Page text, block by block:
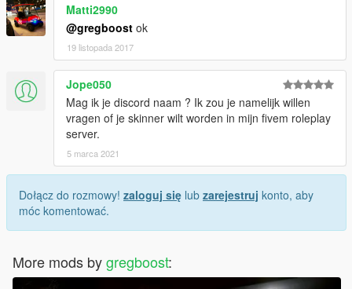
Matti2990
@gregboost ok
19 listopada 2017
Jope050
Mag ik je discord naam ? Ik zou je namelijk willen
vragen of je skinner wilt worden in mijn fivem roleplay
server.
5 marca 2021
Dołącz do rozmowy! zaloguj się lub zarejestruj konto, aby
móc komentować.
More mods bygregboost: